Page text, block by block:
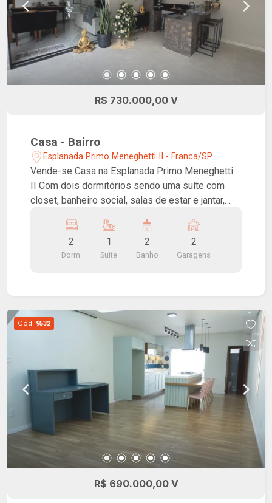
R$ 730.000,00 V
Casa - Bairro
Esplanada Primo Meneghetti II - Franca/SP
Vende-se Casa na Esplanada Primo Meneghetti
II Com dois dormitórios sendo uma suíte com
closet, banheiro social, salas de estar e jantar,
gourmet, jardim e garagem coberta para dois
2
Dorm.
1
Suite
2
Banho
2
Garagens
Cód. 9532
R$ 690.000,00 V